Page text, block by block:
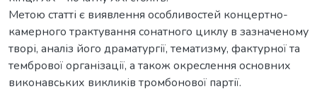
Метою статті є виявлення особливостей концертно-
камерного трактування сонатного циклу в зазначеному
творі, аналіз його драматургії, тематизму, фактурної та
тембрової організації, а також окреслення основних
виконавських викликів тромбонової партії.